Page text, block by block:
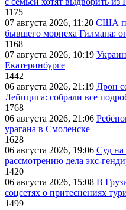
1175
07 августа 2026, 11:20 США
бывшего морпеха Гилмана:
1168
07 августа 2026, 10:19
Екатеринбурге
1442
06 августа 2026, 21:19 Дрон
Лейпцига: собрали все
1768
06 августа 2026, 21:06
урагана в Смоленске
1628
06 августа 2026, 19:06 Суд на
рассмотрению дела экс-
1420
06 августа 2026, 15:08 В
соцсетях о притеснениях
1499